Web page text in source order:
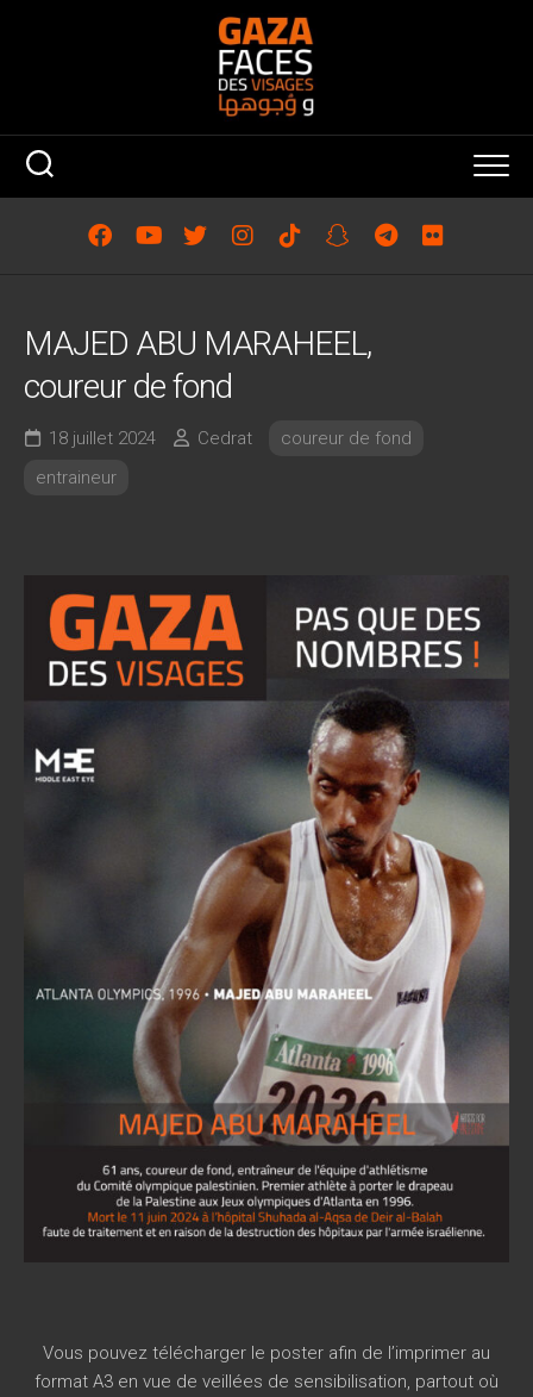
MAJED ABU MARAHEEL,
coureur de fond
18 juillet 2024 Cedrat
coureur de fond
entraineur
Vous pouvez télécharger le poster afin de l’imprimer au
format A3 en vue de veillées de sensibilisation, partout où